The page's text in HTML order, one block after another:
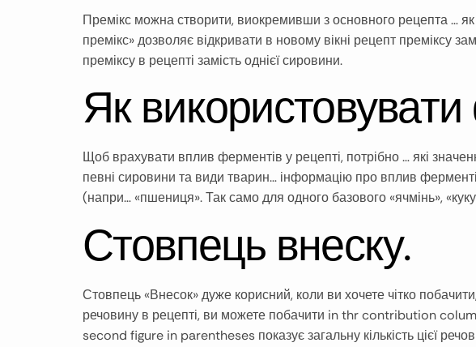
Премікс можна створити, виокремивши з основного рецепта …
премікс» дозволяє відкривати в новому вікні рецепт преміксу
преміксу в рецепті замість однієї сировини.
Як
Щоб врахувати вплив ферментів у рецепті, потрібно … які
певні сировини та види тварин… інформацію про вплив
(напри… «пшениця». Так само для одного базового «ячмінь»,
Стовпець внеску.
Стовпець «Внесок» дуже корисний, коли ви хочете чітко
речовину в рецепті, ви можете побачити in thr contribution
second figure in parentheses показує загальну кількість цієї